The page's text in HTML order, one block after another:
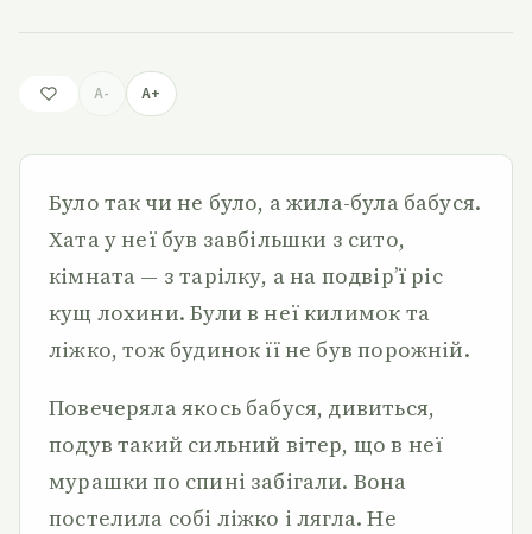
A- A+
Було так чи не було, а жила-була бабуся.
Хата у неї був завбільшки з сито,
кімната — з тарілку, а на подвір’ї ріс
кущ лохини. Були в неї килимок та
ліжко, тож будинок її не був порожній.
Повечеряла якось бабуся, дивиться,
подув такий сильний вітер, що в неї
мурашки по спині забігали. Вона
постелила собі ліжко і лягла. Не